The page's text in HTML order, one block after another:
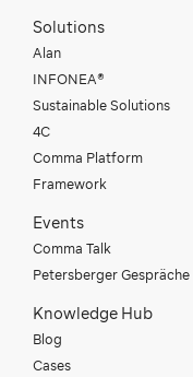
Solutions
Alan
INFONEA®
Sustainable Solutions
4C
Comma Platform
Framework
Events
Comma Talk
Petersberger Gespräche
Knowledge Hub
Blog
Cases